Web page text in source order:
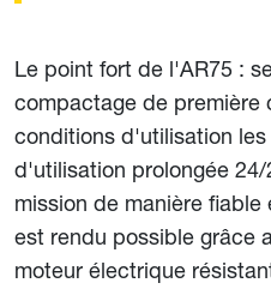
Le point fort de l'AR75 :
compactage de première
conditions d'utilisation
d'utilisation prolongée
mission de manière
est rendu possible grâce
moteur électrique